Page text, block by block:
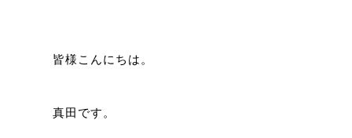
皆様こんにちは。
真田です。